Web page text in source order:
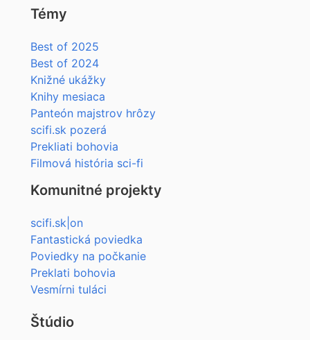
Témy
Best of 2025
Best of 2024
Knižné ukážky
Knihy mesiaca
Panteón majstrov hrôzy
scifi.sk pozerá
Prekliati bohovia
Filmová história sci-fi
Komunitné projekty
scifi.sk|on
Fantastická poviedka
Poviedky na počkanie
Preklati bohovia
Vesmírni tuláci
Štúdio